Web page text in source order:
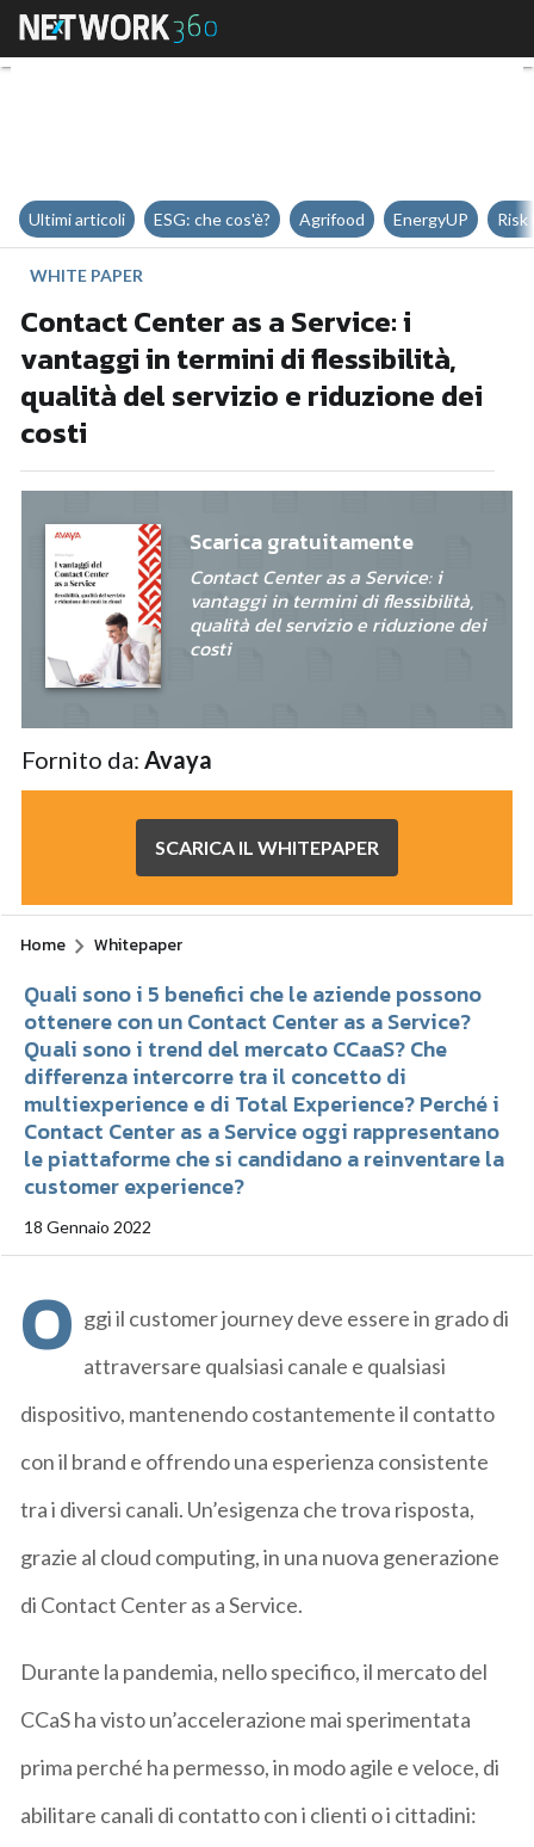
Contact Center as a Service: i
Ultimi articoli ESG: che cos'è? Agrifood EnergyUP Risk
WHITE PAPER
Contact Center as a Service: i
vantaggi in termini di flessibilità,
qualità del servizio e riduzione dei
costi
Scarica gratuitamente
Contact Center as a Service: i
vantaggi in termini di flessibilità,
qualità del servizio e riduzione dei
costi
Fornito da:Avaya
SCARICA IL WHITEPAPER
Home Whitepaper
Quali sono i 5 benefici che le aziende possono
ottenere con un Contact Center as a Service?
Quali sono i trend del mercato CCaaS? Che
differenza intercorre tra il concetto di
multiexperience e di Total Experience? Perché i
Contact Center as a Service oggi rappresentano
le piattaforme che si candidano a reinventare la
customer experience?
18 Gennaio 2022
O ggi il customer journey deve essere in grado di
attraversare qualsiasi canale e qualsiasi
dispositivo, mantenendo costantemente il contatto
con il brand e offrendo una esperienza consistente
tra i diversi canali. Un’esigenza che trova risposta,
grazie al cloud computing, in una nuova generazione
di Contact Center as a Service.
Durante la pandemia, nello specifico, il mercato del
CCaS ha visto un’accelerazione mai sperimentata
prima perché ha permesso, in modo agile e veloce, di
abilitare canali di contatto con i clienti o i cittadini: